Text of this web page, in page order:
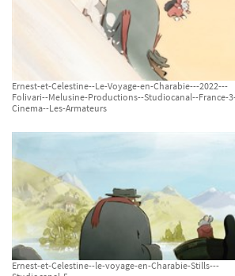
Ernest-et-Celestine--Le-Voyage-en-Charabie---2022---
Folivari--Melusine-Productions--Studiocanal--France-
Cinema--Les-Armateurs
Ernest-et-Celestine--le-voyage-en-Charabie-Stills---